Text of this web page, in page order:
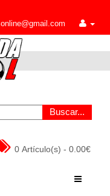
Buscar...
0 Artículo(s) - 0.00€